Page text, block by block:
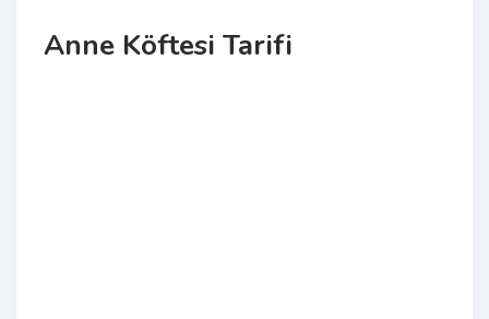
Anne Köftesi Tarifi